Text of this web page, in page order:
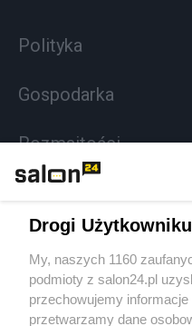
Polityka
Gospodarka
Rozmaitości
Sport
Społeczeństwo
Drogi
My, naszych 1160
podmioty z salon24.pl
przechowujemy
przetwarzamy dane